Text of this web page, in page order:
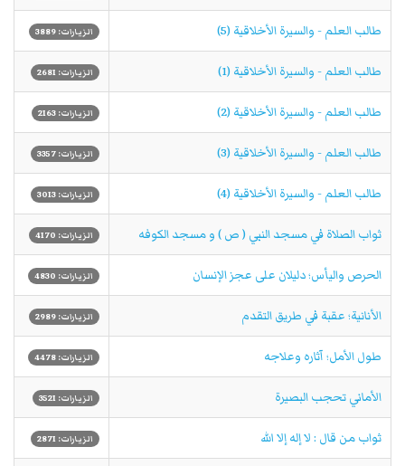
طالب العلم - والسيرة الأخلاقية (5) الزيارات: 3889
طالب العلم - والسيرة الأخلاقية (1) الزيارات: 2681
طالب العلم - والسيرة الأخلاقية (2) الزيارات: 2163
طالب العلم - والسيرة الأخلاقية (3) الزيارات: 3357
طالب العلم - والسيرة الأخلاقية (4) الزيارات: 3013
ثواب الصلاة في مسجد النبي ( ص ) و مسجد الكوفه الزيارات: 4170
الحرص واليأس؛ دليلان على عجز الإنسان الزيارات: 4830
الأنانية؛ عقبة في طريق التقدم الزيارات: 2989
طول الأمل؛ آثاره وعلاجه الزيارات: 4478
الأماني تحجب البصيرة الزيارات: 3521
ثواب من قال : لا إله إلا الله الزيارات: 2871